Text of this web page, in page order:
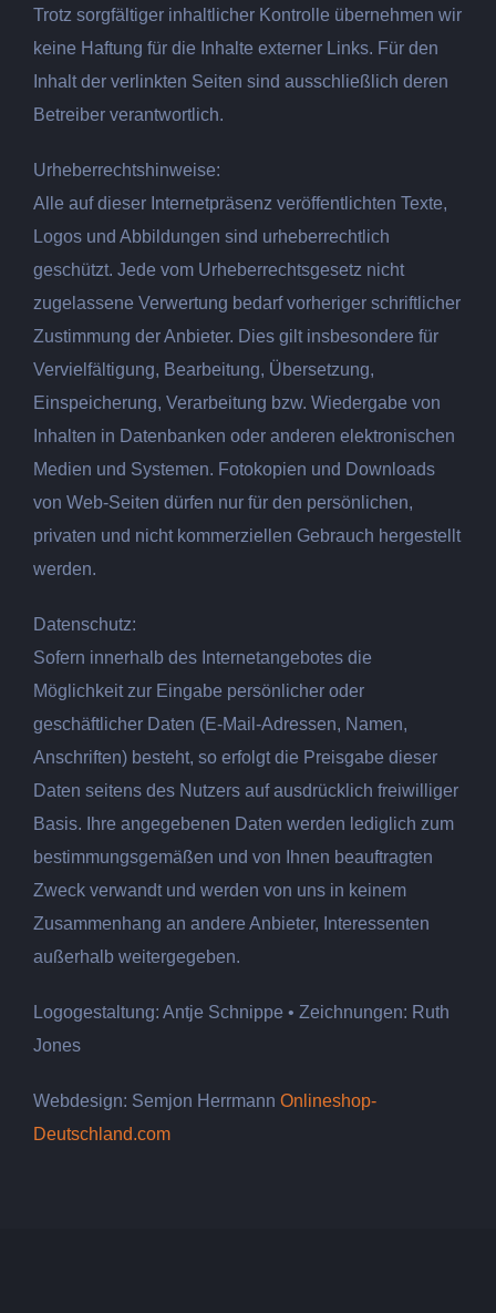
Trotz sorgfältiger inhaltlicher Kontrolle übernehmen wir
keine Haftung für die Inhalte externer Links. Für den
Inhalt der verlinkten Seiten sind ausschließlich deren
Betreiber verantwortlich.
Urheberrechtshinweise:
Alle auf dieser Internetpräsenz veröffentlichten Texte,
Logos und Abbildungen sind urheberrechtlich
geschützt. Jede vom Urheberrechtsgesetz nicht
zugelassene Verwertung bedarf vorheriger schriftlicher
Zustimmung der Anbieter. Dies gilt insbesondere für
Vervielfältigung, Bearbeitung, Übersetzung,
Einspeicherung, Verarbeitung bzw. Wiedergabe von
Inhalten in Datenbanken oder anderen elektronischen
Medien und Systemen. Fotokopien und Downloads
von Web-Seiten dürfen nur für den persönlichen,
privaten und nicht kommerziellen Gebrauch hergestellt
werden.
Datenschutz:
Sofern innerhalb des Internetangebotes die
Möglichkeit zur Eingabe persönlicher oder
geschäftlicher Daten (E-Mail-Adressen, Namen,
Anschriften) besteht, so erfolgt die Preisgabe dieser
Daten seitens des Nutzers auf ausdrücklich freiwilliger
Basis. Ihre angegebenen Daten werden lediglich zum
bestimmungsgemäßen und von Ihnen beauftragten
Zweck verwandt und werden von uns in keinem
Zusammenhang an andere Anbieter, Interessenten
außerhalb weitergegeben.
Logogestaltung: Antje Schnippe • Zeichnungen: Ruth
Jones
Webdesign: Semjon Herrmann Onlineshop-
Deutschland.com